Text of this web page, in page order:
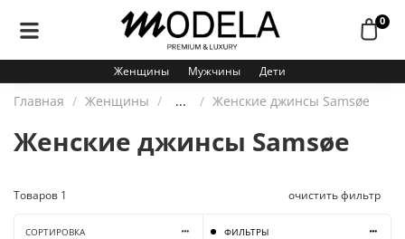
0
Женщины Мужчины Дети
Главная Женщины ... Женские джинсы Samsøe
Женские джинсы Samsøe
Товаров 1 очистить фильтр
СОРТИРОВКА ФИЛЬТРЫ